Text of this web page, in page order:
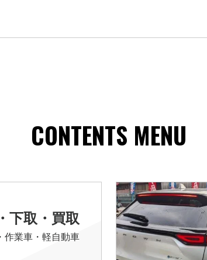
CONTENTS MENU
下取・買取
作業車・軽自動車